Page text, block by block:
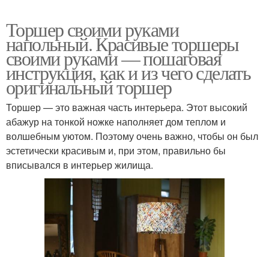
Торшер своими руками
напольный. Красивые торшеры
своими руками — пошаговая
инструкция, как и из чего сделать
оригинальный торшер
Торшер — это важная часть интерьера. Этот высокий
абажур на тонкой ножке наполняет дом теплом и
волшебным уютом. Поэтому очень важно, чтобы он был
эстетически красивым и, при этом, правильно бы
вписывался в интерьер жилища.